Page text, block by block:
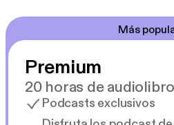
Más
Premium
20 horas de
Podcasts exclusivos